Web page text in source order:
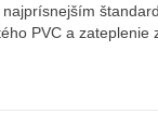
PVC a zateplenie